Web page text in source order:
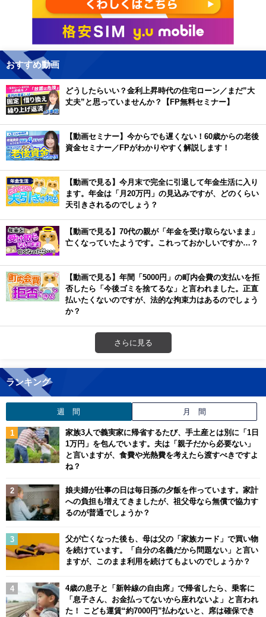
おすすめ動画
どうしたらいい？金利上昇時代の住宅ローン／まだ”大
丈夫”と思っていませんか？【FP無料セミナー】
【動画セミナー】今からでも遅くない！60歳からの老後
資金セミナー／FPがわかりやすく解説します！
【動画で見る】今月末で完全に引退して年金生活に入り
ます。年金は「月20万円」の見込みですが、どのくらい
天引きされるのでしょう？
【動画で見る】70代の親が「年金を受け取らないまま」
亡くなっていたようです。これっておかしいですか…？
【動画で見る】年間「5000円」の町内会費の支払いを拒
否したら「今後ゴミを捨てるな」と言われました。正直
払いたくないのですが、法的な拘束力はあるのでしょう
か？
さらに見る
ランキング
週 間 月 間
家族3人で義実家に帰省するたび、手土産とは別に「1日
1万円」を包んでいます。夫は「親子だから必要ない」
と言いますが、食費や光熱費を考えたら渡すべきですよ
ね？
娘夫婦が仕事の日は毎日孫の夕飯を作っています。家計
への負担も増えてきましたが、祖父母なら無償で協力す
るのが普通でしょうか？
父が亡くなった後も、母は父の「家族カード」で買い物
を続けています。「自分の名義だから問題ない」と言い
ますが、このまま利用を続けてもよいのでしょうか？
4歳の息子と「新幹線の自由席」で帰省したら、乗客に
「息子さん、お金払ってないから座れないよ」と言われ
た！ こども運賃“約7000円”払わないと、席は確保でき